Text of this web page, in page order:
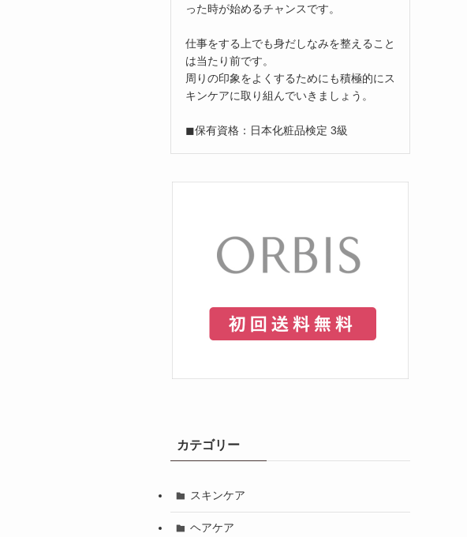
った時が始めるチャンスです。
仕事をする上でも身だしなみを整えること
は当たり前です。
周りの印象をよくするためにも積極的にス
キンケアに取り組んでいきましょう。
◼︎保有資格：日本化粧品検定 3級
カテゴリー
スキンケア
ヘアケア